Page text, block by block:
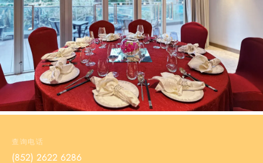
查询电话
(852) 2622 6286